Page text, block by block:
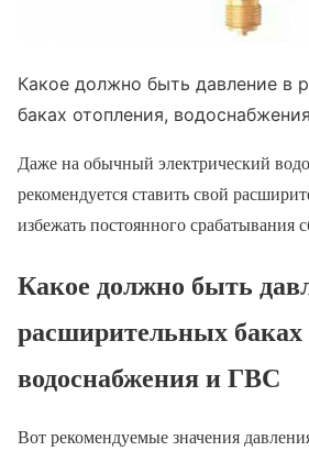
Какое должно быть давление в
баках отопления,
Даже на обычный электрический
рекомендуется ставить свой
избежать постоянного срабатывания
Какое должно быть
расширительных баках
водоснабжения и ГВС
Вот рекомендуемые значения